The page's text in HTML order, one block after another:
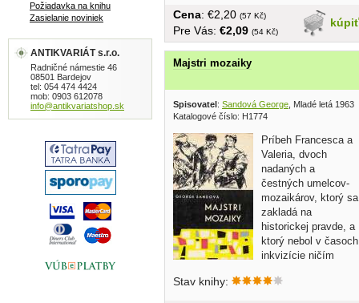
kúpiť
Cena: €2,20 (57 Kč)
Pre Vás: €2,09 (54 Kč)
Majstri mozaiky
Spisovatel: Sandová George , Mladé letá 1963
Katalogové číslo: H1774
Príbeh Francesca a
Valeria, dvoch
nadaných a
čestných umelcov-
mozaikárov, ktorý sa
zakladá na
historickej pravde, a
ktorý nebol v časoch
inkvizície ničím
Stav knihy:
Požiadavka na knihu
Zasielanie noviniek
ANTIKVARIÁT s.r.o.
Radničné námestie 46
08501 Bardejov
tel: 054 474 4424
mob: 0903 612078
info@antikvariatshop.sk